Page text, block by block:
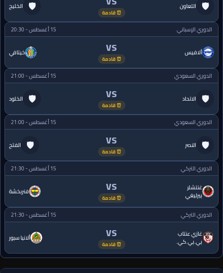
🛡 التعاون
⏰ قادمة
الخليج 🛡
الدوري الإسباني 15 أغسطس - 20:30
ألافيس VS
⏰ قادمة
خيتافي
الدوري السعودي 15 أغسطس - 21:00
🛡 الاتحاد VS
⏰ قادمة
الخلود 🛡
الدوري السعودي 15 أغسطس - 21:00
🛡 النصر VS
⏰ قادمة
الفتح 🛡
الدوري التركي
15 أغسطس - 21:30
غنتشلر
بيرليغي
VS
⏰ قادمة
فنربخشة
الدوري التركي
15 أغسطس - 21:30
غازي عنتاب
بي.بي.كي.
VS
⏰ قادمة
ألانيا سبور